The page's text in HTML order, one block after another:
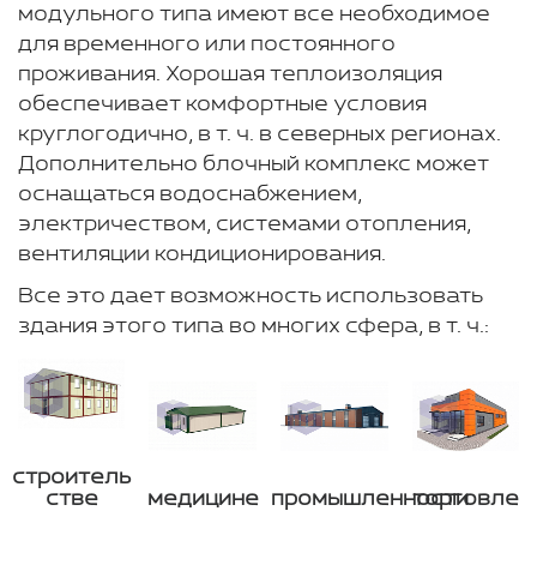
модульного типа имеют все необходимое
для временного или постоянного
проживания. Хорошая теплоизоляция
обеспечивает комфортные условия
круглогодично, в т. ч. в северных регионах.
Дополнительно блочный комплекс может
оснащаться водоснабжением,
электричеством, системами отопления,
вентиляции кондиционирования.
Все это дает возможность использовать
здания этого типа во многих сфера, в т. ч.:
строитель
стве
медицине промышленности
торговле